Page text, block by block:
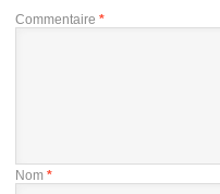
Commentaire *
Nom *